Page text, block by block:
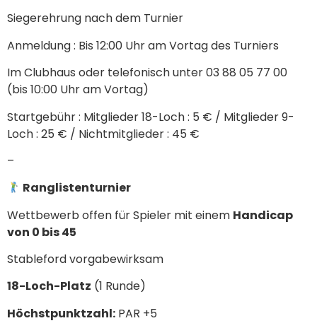
Siegerehrung nach dem Turnier
Anmeldung : Bis 12:00 Uhr am Vortag des Turniers
Im Clubhaus oder telefonisch unter 03 88 05 77 00
(bis 10:00 Uhr am Vortag)
Startgebühr : Mitglieder 18-Loch : 5 € / Mitglieder 9-
Loch : 25 € / Nichtmitglieder : 45 €
–
Ranglistenturnier
Wettbewerb offen für Spieler mit einem Handicap
von 0 bis 45
Stableford vorgabewirksam
18-Loch-Platz (1 Runde)
Höchstpunktzahl: PAR +5